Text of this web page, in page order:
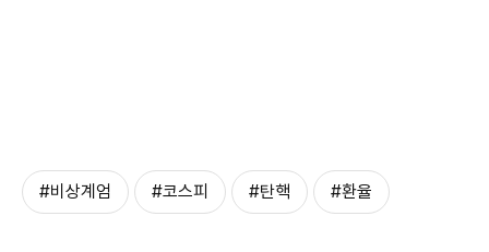
#비상계엄 #코스피 #탄핵 #환율